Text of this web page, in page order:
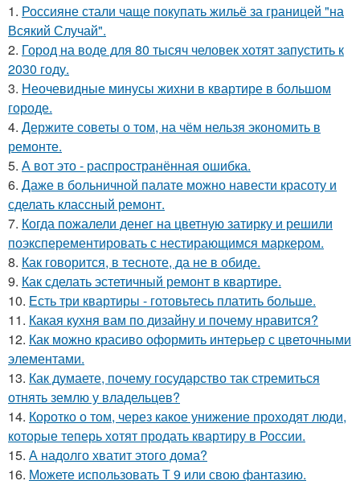
1. Россияне стали чаще покупать жильё за границей "на
Всякий Случай".
2. Город на воде для 80 тысяч человек хотят запустить к
2030 году.
3. Неочевидные минусы жихни в квартире в большом
городе.
4. Держите советы о том, на чём нельзя экономить в
ремонте.
5. А вот это - распространённая ошибка.
6. Даже в больничной палате можно навести красоту и
сделать классный ремонт.
7. Когда пожалели денег на цветную затирку и решили
поэксперементировать с нестирающимся маркером.
8. Как говорится, в тесноте, да не в обиде.
9. Как сделать эстетичный ремонт в квартире.
10. Есть три квартиры - готовьтесь платить больше.
11. Какая кухня вам по дизайну и почему нравится?
12. Как можно красиво оформить интерьер с цветочными
элементами.
13. Как думаете, почему государство так стремиться
отнять землю у владельцев?
14. Коротко о том, через какое унижение проходят люди,
которые теперь хотят продать квартиру в России.
15. А надолго хватит этого дома?
16. Можете использовать Т 9 или свою фантазию.